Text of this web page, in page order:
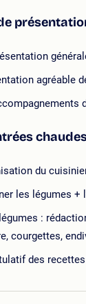
agréable
du
les légumes
:
courgettes,
des